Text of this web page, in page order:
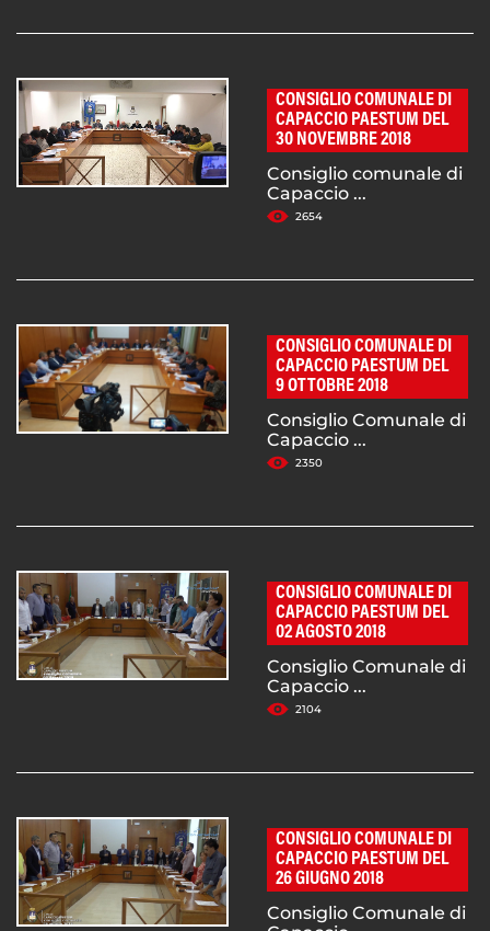
CONSIGLIO COMUNALE DI
CAPACCIO PAESTUM DEL
30 NOVEMBRE 2018
Consiglio comunale di
Capaccio ...
2654
CONSIGLIO COMUNALE DI
CAPACCIO PAESTUM DEL
9 OTTOBRE 2018
Consiglio Comunale di
Capaccio ...
2350
CONSIGLIO COMUNALE DI
CAPACCIO PAESTUM DEL
02 AGOSTO 2018
Consiglio Comunale di
Capaccio ...
2104
CONSIGLIO COMUNALE DI
CAPACCIO PAESTUM DEL
26 GIUGNO 2018
Consiglio Comunale di